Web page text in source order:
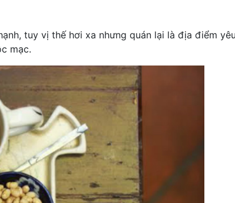
tuy vị thế hơi xa nhưng quán lại là địa điểm
mạc.